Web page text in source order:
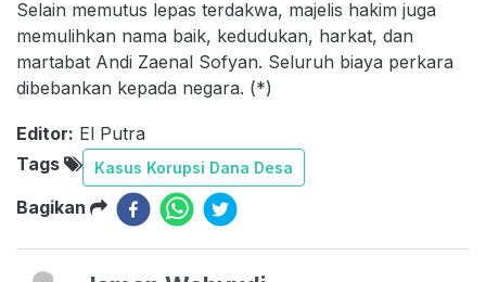
Selain memutus lepas terdakwa, majelis hakim juga
memulihkan nama baik, kedudukan, harkat, dan
martabat Andi Zaenal Sofyan. Seluruh biaya perkara
dibebankan kepada negara. (*)
Editor: El Putra
Tags
Kasus Korupsi Dana Desa
Bagikan